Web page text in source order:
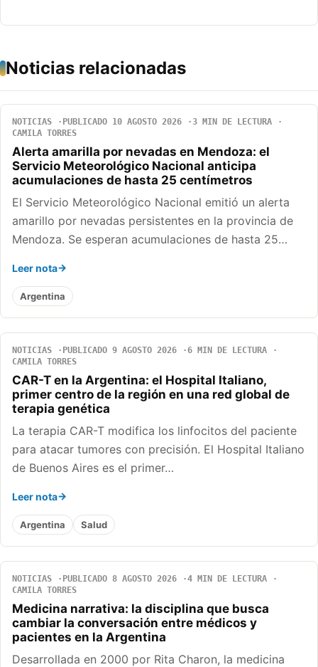
Noticias relacionadas
NOTICIAS PUBLICADO 10 AGOSTO 2026
3 MIN DE LECTURA
CAMILA TORRES
Alerta amarilla por nevadas en Mendoza: el
Servicio Meteorológico Nacional anticipa
acumulaciones de hasta 25 centímetros
El Servicio Meteorológico Nacional emitió un alerta
amarillo por nevadas persistentes en la provincia de
Mendoza. Se esperan acumulaciones de hasta 25…
Leer nota
Argentina
NOTICIAS PUBLICADO 9 AGOSTO 2026
6 MIN DE LECTURA
CAMILA TORRES
CAR-T en la Argentina: el Hospital Italiano,
primer centro de la región en una red global de
terapia genética
La terapia CAR-T modifica los linfocitos del paciente
para atacar tumores con precisión. El Hospital Italiano
de Buenos Aires es el primer…
Leer nota
Argentina Salud
NOTICIAS PUBLICADO 8 AGOSTO 2026
4 MIN DE LECTURA
CAMILA TORRES
Medicina narrativa: la disciplina que busca
cambiar la conversación entre médicos y
pacientes en la Argentina
Desarrollada en 2000 por Rita Charon, la medicina